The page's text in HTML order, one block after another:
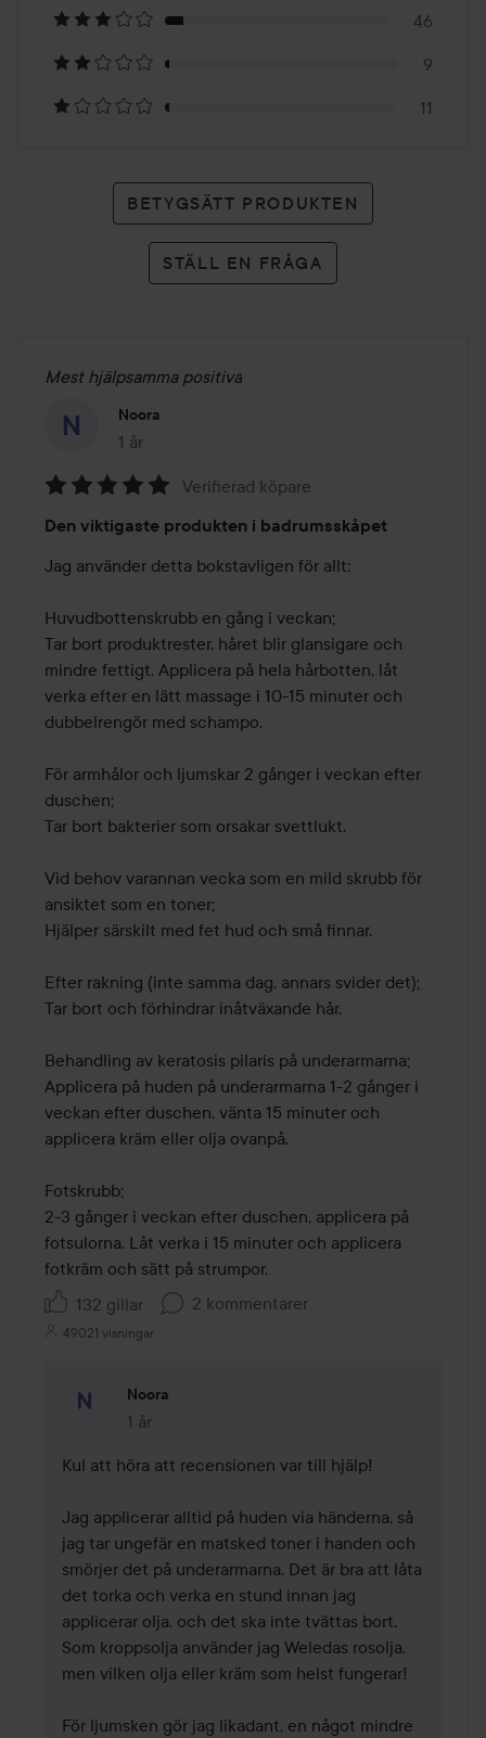
543
betyg
46
9
11
BETYGSÄTT PRODUKTEN
STÄLL EN FRÅGA
Mest hjälpsamma positiva
Noora
1 år
Inlägget skapades 1 år
5
av
Verifierad köpare
Den viktigaste produkten i badrumsskåpet
Jag använder detta bokstavligen för allt:
Huvudbottenskrubb en gång i veckan;
Tar bort produktrester, håret blir glansigare och
mindre fettigt. Applicera på hela hårbotten, låt
verka efter en lätt massage i 10-15 minuter och
dubbelrengör med schampo.
För armhålor och ljumskar 2 gånger i veckan efter
duschen;
Tar bort bakterier som orsakar svettlukt.
Vid behov varannan vecka som en mild skrubb för
ansiktet som en toner;
Hjälper särskilt med fet hud och små finnar.
Efter rakning (inte samma dag, annars svider det);
Tar bort och förhindrar inåtväxande hår.
Behandling av keratosis pilaris på underarmarna;
Applicera på huden på underarmarna 1-2 gånger i
veckan efter duschen, vänta 15 minuter och
applicera kräm eller olja ovanpå.
Fotskrubb;
2-3 gånger i veckan efter duschen, applicera på
fotsulorna. Låt verka i 15 minuter och applicera
132 gillar
2 kommentarer
49021 visningar
Noora
1 år
Kommentaren lades 1 år
Kul att höra att recensionen var till hjälp!
Jag applicerar alltid på huden via händerna, så
jag tar ungefär en matsked toner i handen och
smörjer det på underarmarna. Det är bra att låta
det torka och verka en stund innan jag
applicerar olja, och det ska inte tvättas bort.
Som kroppsolja använder jag Weledas rosolja,
men vilken olja eller kräm som helst fungerar!
För ljumsken gör jag likadant, en något mindre